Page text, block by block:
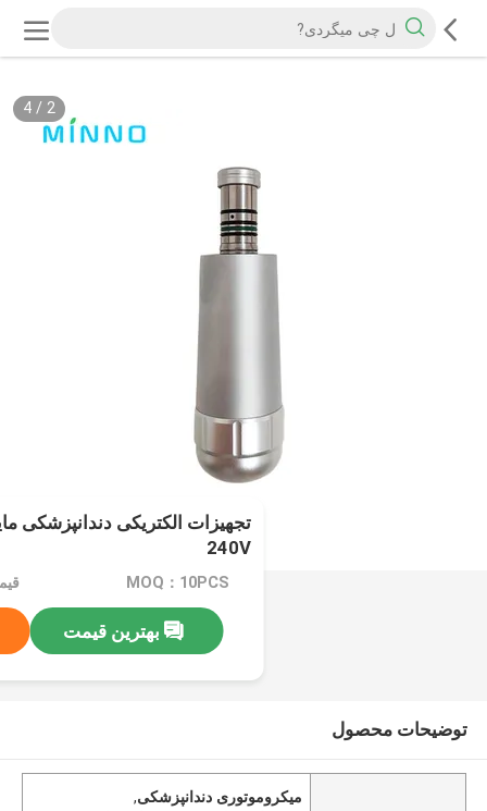
2
/
4
240V
MOQ：10PCS
بهترین قیمت
توضیحات محصول
میکروموتوری دندانپزشکی,